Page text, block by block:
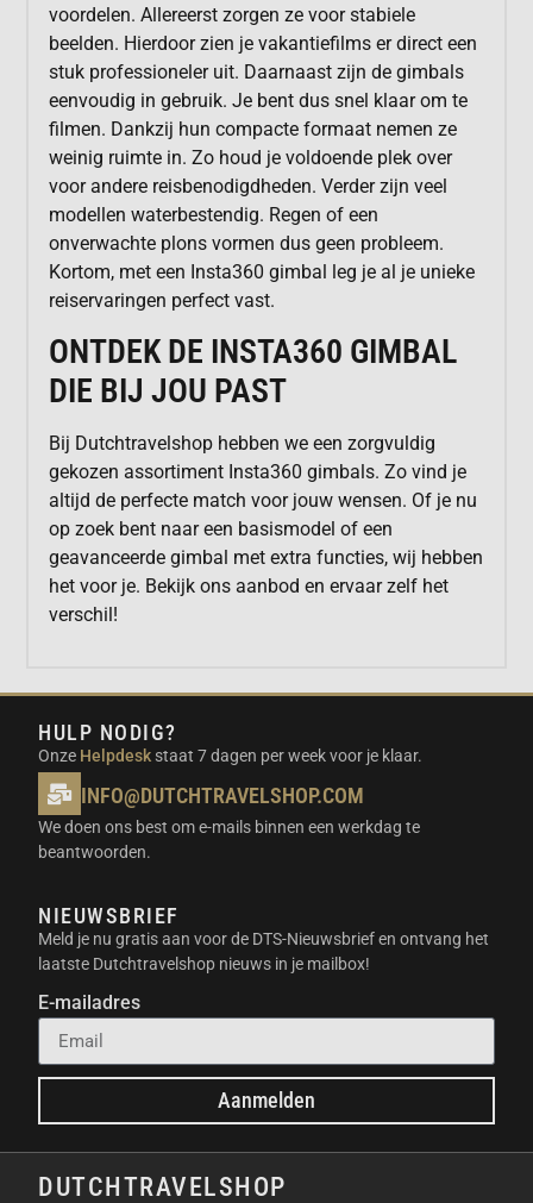
voordelen. Allereerst zorgen ze voor stabiele
beelden. Hierdoor zien je vakantiefilms er direct een
stuk professioneler uit. Daarnaast zijn de gimbals
eenvoudig in gebruik. Je bent dus snel klaar om te
filmen. Dankzij hun compacte formaat nemen ze
weinig ruimte in. Zo houd je voldoende plek over
voor andere reisbenodigdheden. Verder zijn veel
modellen waterbestendig. Regen of een
onverwachte plons vormen dus geen probleem.
Kortom, met een Insta360 gimbal leg je al je unieke
reiservaringen perfect vast.
ONTDEK DE INSTA360 GIMBAL
DIE BIJ JOU PAST
Bij Dutchtravelshop hebben we een zorgvuldig
gekozen assortiment Insta360 gimbals. Zo vind je
altijd de perfecte match voor jouw wensen. Of je nu
op zoek bent naar een basismodel of een
geavanceerde gimbal met extra functies, wij hebben
het voor je. Bekijk ons aanbod en ervaar zelf het
verschil!
HULP NODIG?
Onze Helpdesk staat 7 dagen per week voor je klaar.
INFO@DUTCHTRAVELSHOP.COM
We doen ons best om e-mails binnen een werkdag te
beantwoorden.
NIEUWSBRIEF
Meld je nu gratis aan voor de DTS-Nieuwsbrief en ontvang het
laatste Dutchtravelshop nieuws in je mailbox!
E-mailadres
Aanmelden
DUTCHTRAVELSHOP